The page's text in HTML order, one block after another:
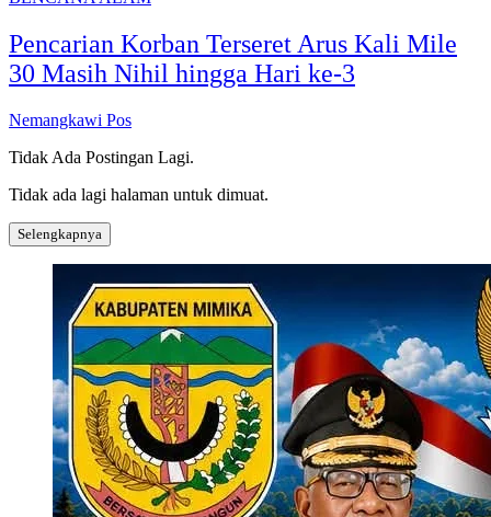
Pencarian Korban Terseret Arus Kali Mile
30 Masih Nihil hingga Hari ke-3
Nemangkawi Pos
Tidak Ada Postingan Lagi.
Tidak ada lagi halaman untuk dimuat.
Selengkapnya